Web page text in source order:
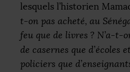
lesquels l’historien
t-on pas acheté, au
feu que de livres ? N’a-t-
de casernes que d’écoles
policiers que